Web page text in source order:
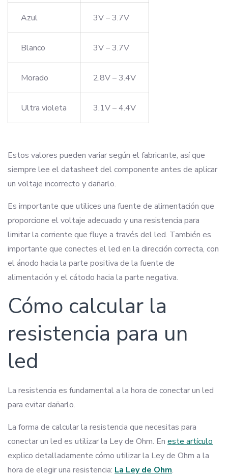
Azul 3V – 3.7V
Blanco 3V – 3.7V
Morado 2.8V – 3.4V
Ultra violeta 3.1V – 4.4V
Estos valores pueden variar según el fabricante, así que
siempre lee el datasheet del componente antes de aplicar
un voltaje incorrecto y dañarlo.
Es importante que utilices una fuente de alimentación que
proporcione el voltaje adecuado y una resistencia para
limitar la corriente que fluye a través del led. También es
importante que conectes el led en la dirección correcta, con
el ánodo hacia la parte positiva de la fuente de
alimentación y el cátodo hacia la parte negativa.
Cómo calcular la
resistencia para un
led
La resistencia es fundamental a la hora de conectar un led
para evitar dañarlo.
La forma de calcular la resistencia que necesitas para
conectar un led es utilizar la Ley de Ohm. En este artículo
explico detalladamente cómo utilizar la Ley de Ohm a la
hora de elegir una resistencia: La Ley de Ohm.